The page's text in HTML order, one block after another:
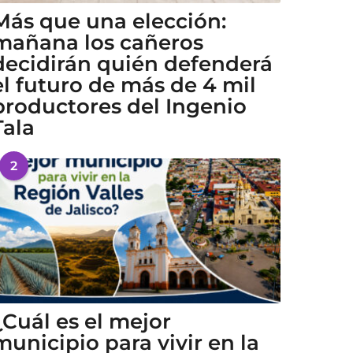
que una elección:
los cañeros
quién defenderá
futuro de más de 4 mil
del Ingenio
2
es el mejor
para vivir en la